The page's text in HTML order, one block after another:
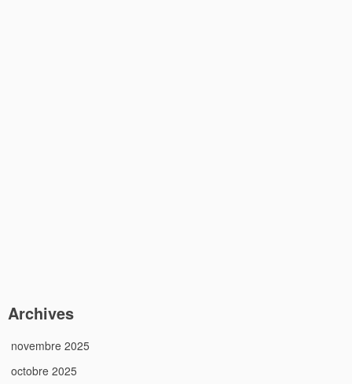
Archives
novembre 2025
octobre 2025